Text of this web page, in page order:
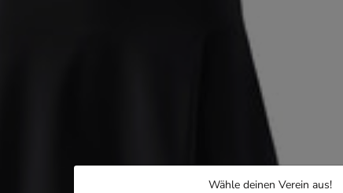
Wähle deinen Verein aus!